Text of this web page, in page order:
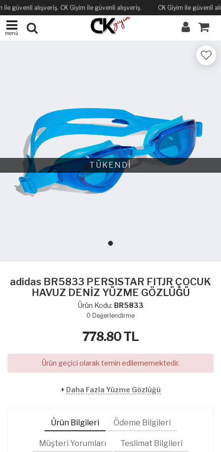
güvenli alışveriş. CK Giyim ile güvenli alışveriş. CK Giyim ile güvenli
menü
TÜKENDİ
adidas BR5833 PERSISTAR FITJR ÇOCUK
HAVUZ DENİZ YÜZME GÖZLÜĞÜ
Ürün Kodu: BR5833
0 Değerlendirme
778.80TL
Ürün geçici olarak temin edilememektedir.
+ Daha Fazla Yüzme Gözlüğü
Ürün Bilgileri Ödeme Bilgileri
Müşteri Yorumları Teslimat Bilgileri